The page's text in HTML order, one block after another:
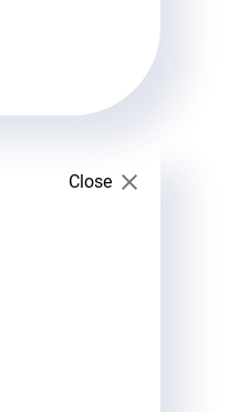
Close